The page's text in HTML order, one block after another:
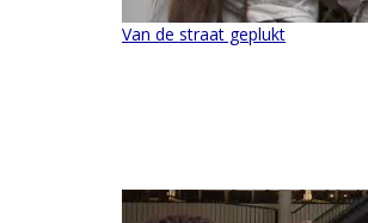
Van de straat geplukt